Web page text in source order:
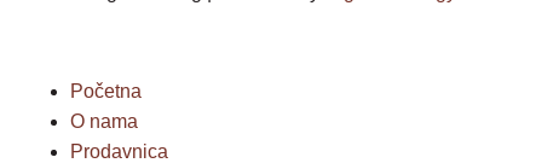
Početna
O nama
Prodavnica